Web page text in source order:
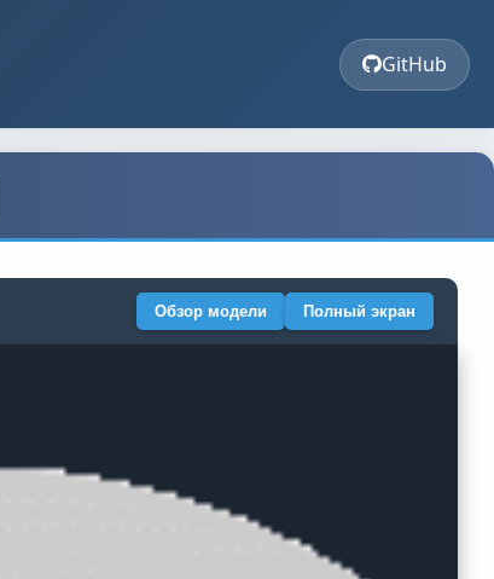
GitHub
Обзор модели Полный экран